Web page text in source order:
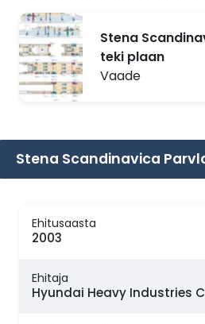
Stena
teki plaan
Vaade
Stena Scandinavica
Ehitusaasta
2003
Ehitaja
Hyundai Heavy Industries